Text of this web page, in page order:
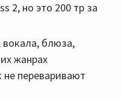
2, но это 200 тр за
блюза,
жанрах
переваривают